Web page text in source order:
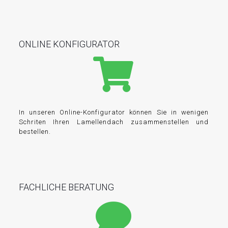
ONLINE KONFIGURATOR
In unseren Online-Konfigurator können Sie in wenigen
Schriten Ihren Lamellendach zusammenstellen und
bestellen.
FACHLICHE BERATUNG